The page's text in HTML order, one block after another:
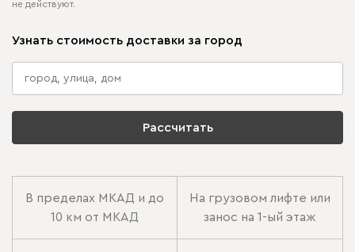
не действуют.
Узнать стоимость доставки за город
Рассчитать
В пределах МКАД и до
10 км от МКАД
На грузовом лифте или
занос на 1-ый этаж